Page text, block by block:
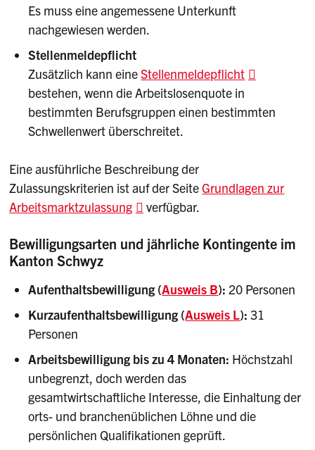
Es muss eine angemessene Unterkunft
nachgewiesen werden.
Stellenmeldepflicht
Zusätzlich kann eineStellenmeldepflicht
bestehen, wenn die Arbeitslosenquote in
bestimmten Berufsgruppen einen bestimmten
Schwellenwert überschreitet.
Eine ausführliche Beschreibung der
Zulassungskriterien ist auf der SeiteGrundlagen zur
Arbeitsmarktzulassung
verfügbar.
Bewilligungsarten und jährliche Kontingente im
Kanton Schwyz
Aufenthaltsbewilligung (Ausweis B): 20 Personen
Kurzaufenthaltsbewilligung (Ausweis L):31
Personen
Arbeitsbewilligung bis zu 4 Monaten: Höchstzahl
unbegrenzt, doch werden das
gesamtwirtschaftliche Interesse, die Einhaltung der
orts- und branchenüblichen Löhne und die
persönlichen Qualifikationen geprüft.